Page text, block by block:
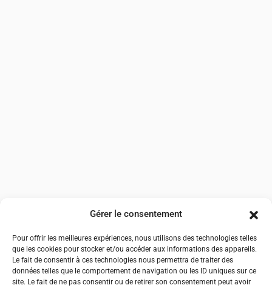
Gérer le consentement
Pour offrir les meilleures expériences, nous utilisons des technologies telles
que les cookies pour stocker et/ou accéder aux informations des appareils.
Le fait de consentir à ces technologies nous permettra de traiter des
données telles que le comportement de navigation ou les ID uniques sur ce
site. Le fait de ne pas consentir ou de retirer son consentement peut avoir